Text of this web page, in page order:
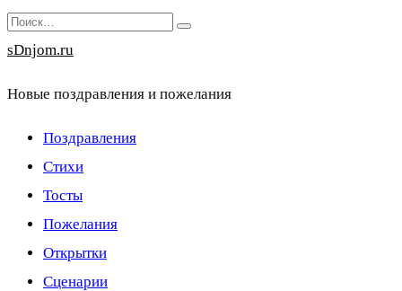
Перейти
к
Search
for:
sDnjom.ru
Новые поздравления и пожелания
Поздравления
Стихи
Тосты
Пожелания
Открытки
Сценарии